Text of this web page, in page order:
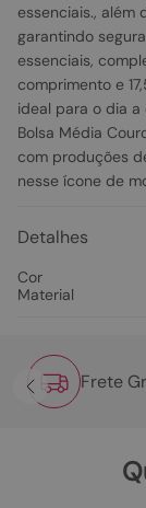
essenciais., além
garantindo
essenciais,
comprimento e
ideal para o dia a
Bolsa Média
com produções
nesse ícone de
Detalhes
Cor
Material
Frete